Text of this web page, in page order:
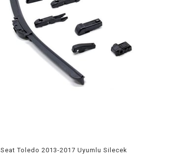
Seat Toledo 2013-2017 Uyumlu Silecek